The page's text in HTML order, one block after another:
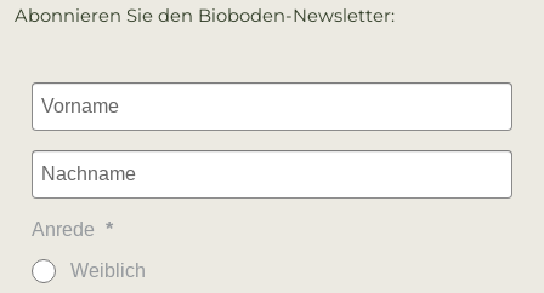
Abonnieren Sie den Bioboden-Newsletter:
Anrede
Weiblich